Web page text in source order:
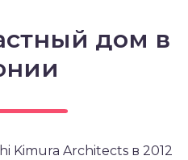
дом в
Kimura Architects в 2012